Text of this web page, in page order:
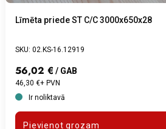
Līmēta priede ST C/C 3000x650x28
SKU: 02.KS-16.12919
56,02 € / GAB
46,30 €+ PVN
Ir noliktavā
Pievienot grozam